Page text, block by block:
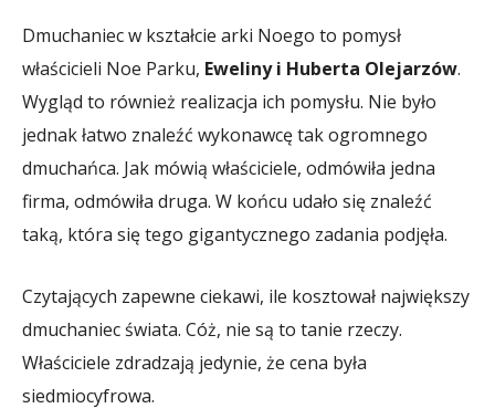
Dmuchaniec w kształcie arki Noego to pomysł
właścicieli Noe Parku, Eweliny i Huberta Olejarzów.
Wygląd to również realizacja ich pomysłu. Nie było
jednak łatwo znaleźć wykonawcę tak ogromnego
dmuchańca. Jak mówią właściciele, odmówiła jedna
firma, odmówiła druga. W końcu udało się znaleźć
taką, która się tego gigantycznego zadania podjęła.
Czytających zapewne ciekawi, ile kosztował największy
dmuchaniec świata. Cóż, nie są to tanie rzeczy.
Właściciele zdradzają jedynie, że cena była
siedmiocyfrowa.